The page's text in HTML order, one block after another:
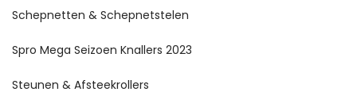
Schepnetten & Schepnetstelen
Spro Mega Seizoen Knallers 2023
Steunen & Afsteekrollers